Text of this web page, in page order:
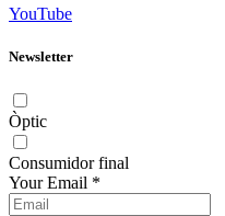
YouTube
Newsletter
Òptic
Consumidor final
Your Email *